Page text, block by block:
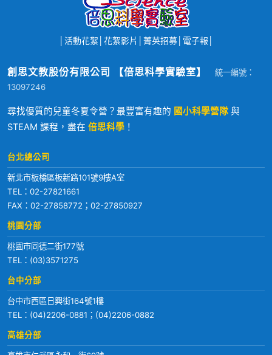
活動花絮 花絮影片 菁英招募│ 電子報
創思文教股份有限公司 【倍思科學實驗室】
統一編號：
13097246
尋找優質的兒童冬夏令營？最豐富有趣的 國小科學營隊 與
STEAM 課程，盡在 倍思科學 ！
台北總公司
新北市板橋區板新路101號9樓A室
TEL： 02-27821661
FAX：02-27858772；02-27850927
桃園分部
桃園市同德二街177號
TEL： (03)3571275
台中分部
台中市西區日興街164號1樓
TEL： (04)2206-0881 ； (04)2206-0882
高雄分部